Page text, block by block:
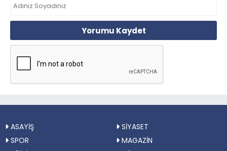
Yorumu Kaydet
ASAYİŞ
SİYASET
SPOR
MAGAZİN